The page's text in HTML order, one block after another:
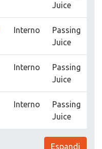
Juice
Interno
Passing
Juice
Interno
Passing
Juice
Interno
Passing
Juice
Espandi